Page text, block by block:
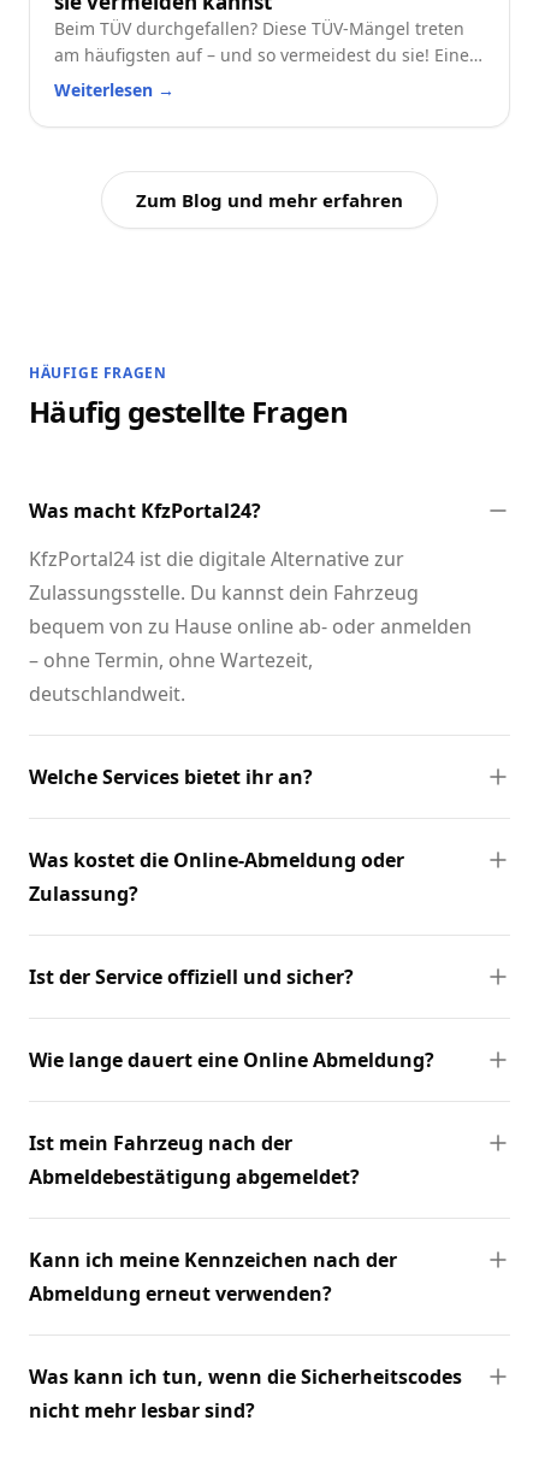
Beim TÜV durchgefallen? Diese TÜV-Mängel treten
am häufigsten auf – und so vermeidest du sie! Eine
praktische Checkliste für alle Autofahrer.
Weiterlesen →
Zum Blog und mehr erfahren
HÄUFIGE FRAGEN
Häufig gestellte Fragen
Was macht KfzPortal24?
KfzPortal24 ist die digitale Alternative zur
Zulassungsstelle. Du kannst dein Fahrzeug
bequem von zu Hause online ab- oder anmelden
– ohne Termin, ohne Wartezeit,
deutschlandweit.
Welche Services bietet ihr an?
Was kostet die Online-Abmeldung oder
Zulassung?
Ist der Service offiziell und sicher?
Wie lange dauert eine Online Abmeldung?
Ist mein Fahrzeug nach der
Abmeldebestätigung abgemeldet?
Kann ich meine Kennzeichen nach der
Abmeldung erneut verwenden?
Was kann ich tun, wenn die Sicherheitscodes
nicht mehr lesbar sind?